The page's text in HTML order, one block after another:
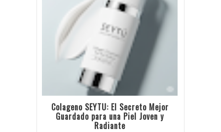
Colageno SEYTU: El Secreto Mejor
Guardado para una Piel Joven y
Radiante